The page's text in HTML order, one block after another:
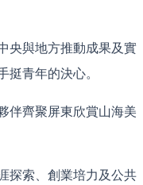
央與地方推動成果及實
青年的決心。
伴齊聚屏東欣賞山海美
探索、創業培力及公共